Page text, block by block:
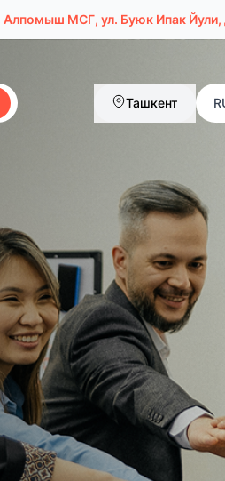
Алпомыш МСГ, ул. Буюк Ипак Йули,
Ташкент